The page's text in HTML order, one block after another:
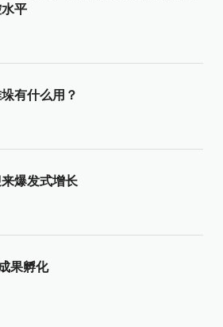
平
有什么用？
爆发式增长
果孵化